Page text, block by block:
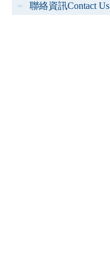
聯絡資訊Contact Us